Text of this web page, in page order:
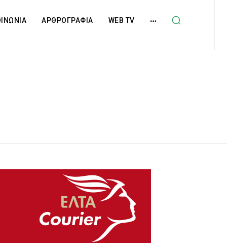
ΑΡΘΡΟΓΡΑΦΙΑ WEB TV